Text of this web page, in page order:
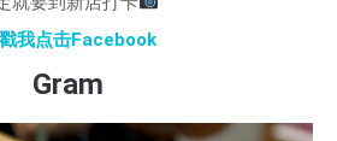
戳我点击Facebook
Gram